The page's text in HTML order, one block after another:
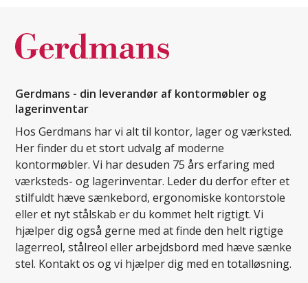
Gerdmans - din leverandør af kontormøbler og
lagerinventar
Hos Gerdmans har vi alt til kontor, lager og værksted.
Her finder du et stort udvalg af moderne
kontormøbler. Vi har desuden 75 års erfaring med
værksteds- og lagerinventar. Leder du derfor efter et
stilfuldt hæve sænkebord, ergonomiske kontorstole
eller et nyt stålskab er du kommet helt rigtigt. Vi
hjælper dig også gerne med at finde den helt rigtige
lagerreol, stålreol eller arbejdsbord med hæve sænke
stel. Kontakt os og vi hjælper dig med en totalløsning.